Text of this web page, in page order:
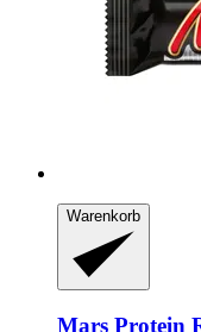
Warenkorb
Mars Protein